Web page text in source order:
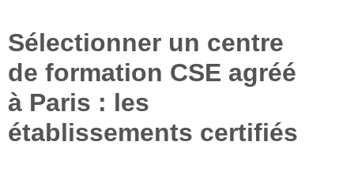
Sélectionner un centre
de formation CSE agréé
à Paris : les
établissements certifiés